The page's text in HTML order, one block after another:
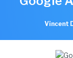
Vincent